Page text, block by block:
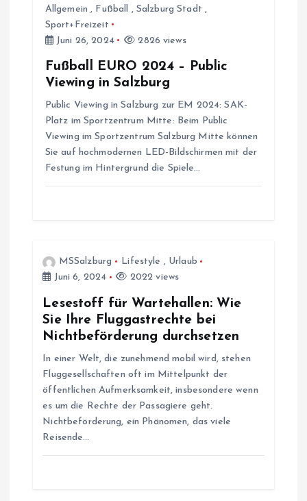
Allgemein , Fußball , Salzburg Stadt ,
Sport+Freizeit
Juni 26, 2024
2826 views
Fußball EURO 2024 – Public
Viewing in Salzburg
Public Viewing in Salzburg zur EM 2024: SAK-
Platz im Sportzentrum Mitte: Beim Public
Viewing im Sportzentrum Salzburg Mitte können
Sie auf hochmodernen LED-Bildschirmen mit der
Festung im Hintergrund die Spiele…
MSSalzburg Lifestyle , Urlaub
Juni 6, 2024
2022 views
Lesestoff für Wartehallen: Wie
Sie Ihre Fluggastrechte bei
Nichtbeförderung durchsetzen
In einer Welt, die zunehmend mobil wird, stehen
Fluggesellschaften oft im Mittelpunkt der
öffentlichen Aufmerksamkeit, insbesondere wenn
es um die Rechte der Passagiere geht.
Nichtbeförderung, ein Phänomen, das viele
Reisende…